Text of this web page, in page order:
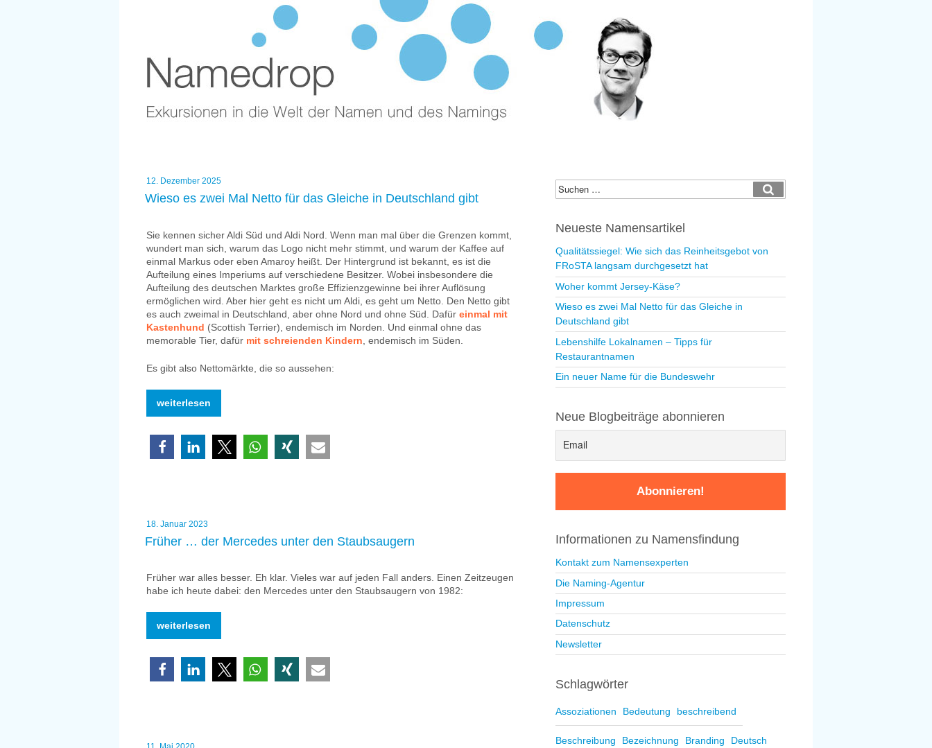
Namedrop – Blog zu
Namensfindung und Naming
Veröffentlicht
am
12. Dezember 2025
Wieso es zwei Mal Netto für das Gleiche in Deutschland gibt
Sie kennen sicher Aldi Süd und Aldi Nord. Wenn man mal über die Grenzen kommt,
wundert man sich, warum das Logo nicht mehr stimmt, und warum der Kaffee auf
einmal Markus oder eben Amaroy heißt. Der Hintergrund ist bekannt, es ist die
Aufteilung eines Imperiums auf verschiedene Besitzer. Wobei insbesondere die
Aufteilung des deutschen Marktes große Effizienzgewinne bei ihrer Auflösung
ermöglichen wird. Aber hier geht es nicht um Aldi, es geht um Netto. Den Netto gibt
es auch zweimal in Deutschland, aber ohne Nord und ohne Süd. Dafür einmal mit
Kastenhund (Scottish Terrier), endemisch im Norden. Und einmal ohne das
memorable Tier, dafür mit schreienden Kindern , endemisch im Süden.
Es gibt also Nettomärkte, die so aussehen:
„Wieso
es
Mal
Netto
Deutschland
weiterlesen
Veröffentlicht
am
18. Januar 2023
Früher … der Mercedes unter den Staubsaugern
Früher war alles besser. Eh klar. Vieles war auf jeden Fall anders. Einen Zeitzeugen
habe ich heute dabei: den Mercedes unter den Staubsaugern von 1982:
„Früher
…
Mercedes
unter
weiterlesen
Veröffentlicht
Suchen
nach:
Neueste Namensartikel
Qualitätssiegel: Wie sich das Reinheitsgebot von
FRoSTA langsam durchgesetzt hat
Woher kommt Jersey-Käse?
Wieso es zwei Mal Netto für das Gleiche in
Deutschland gibt
Lebenshilfe Lokalnamen – Tipps für
Restaurantnamen
Ein neuer Name für die Bundeswehr
Neue Blogbeiträge abonnieren
Informationen zu Namensfindung
Kontakt zum Namensexperten
Die Naming-Agentur
Impressum
Datenschutz
Newsletter
Schlagwörter
Assoziationen Bedeutung beschreibend
Beschreibung Bezeichnung Branding Deutsch